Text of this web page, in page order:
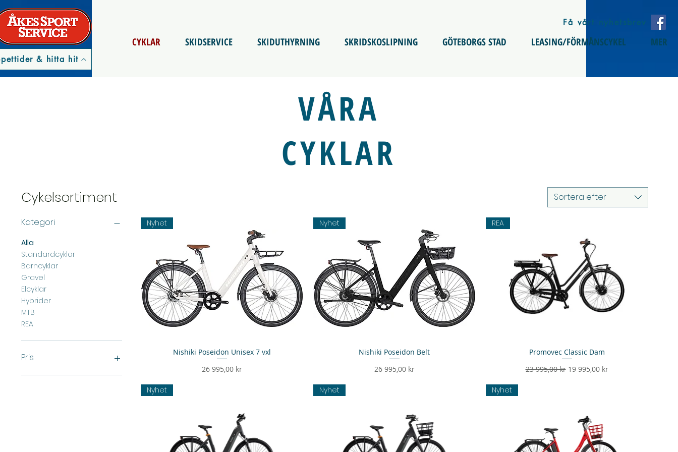
& hitta hit
Få vårt nyhetsbrev
CYKLAR SKIDSERVICE SKIDUTHYRNING SKRIDSKOSLIPNING GÖTEBORGS STAD LEASING/FÖRMÅNSCYKEL MER
VÅRA
CYKLAR
Cykelsortiment
Kategori
Alla
Standardcyklar
Barncyklar
Gravel
Elcyklar
Hybrider
MTB
REA
Pris
Sortera efter
Snabbvisning
Nyhet
Nishiki Poseidon Unisex 7 vxl
Pris
26 995,00 kr
Snabbvisning
Nyhet
Nishiki Poseidon Belt
Pris
26 995,00 kr
Snabbvisning
REA
Promovec Classic Dam
Ordinarie pris
23 995,00 kr Reapris
19 995,00 kr
Nyhet Nyhet Nyhet